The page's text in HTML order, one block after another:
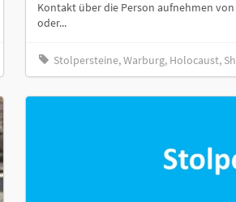
Kontakt über die Person aufnehmen
oder...
Stolpersteine, Warburg, Holocaust,